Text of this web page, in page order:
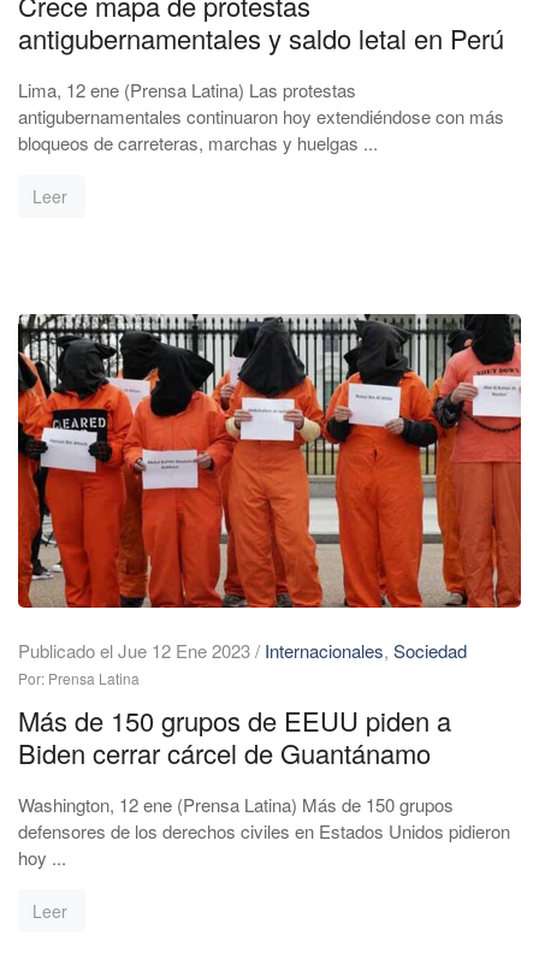
antigubernamentales y saldo letal en Perú
Lima, 12 ene (Prensa Latina) Las protestas
antigubernamentales continuaron hoy extendiéndose con más
bloqueos de carreteras, marchas y huelgas ...
Leer
Publicado el Jue 12 Ene 2023/ Internacionales, Sociedad
Por: Prensa Latina
Más de 150 grupos de EEUU piden a
Biden cerrar cárcel de Guantánamo
Washington, 12 ene (Prensa Latina) Más de 150 grupos
defensores de los derechos civiles en Estados Unidos pidieron
hoy ...
Leer